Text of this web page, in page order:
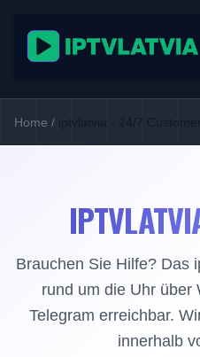
Home / iptvlatvia - 24/7
Brauchen Sie Hilfe? Das
rund um die Uhr über
Telegram erreichbar.
innerhalb